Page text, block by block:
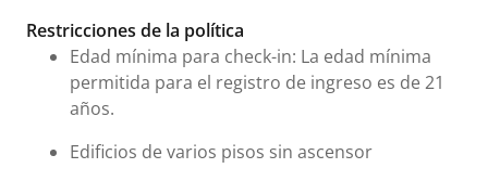
Restricciones de la política
Edad mínima para check-in: La edad mínima
permitida para el registro de ingreso es de 21
años.
Edificios de varios pisos sin ascensor